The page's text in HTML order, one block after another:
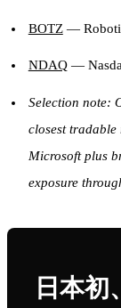
BOTZ—
NDAQ—
Selection note:
closest tradable
Microsoft plus
exposure
日本